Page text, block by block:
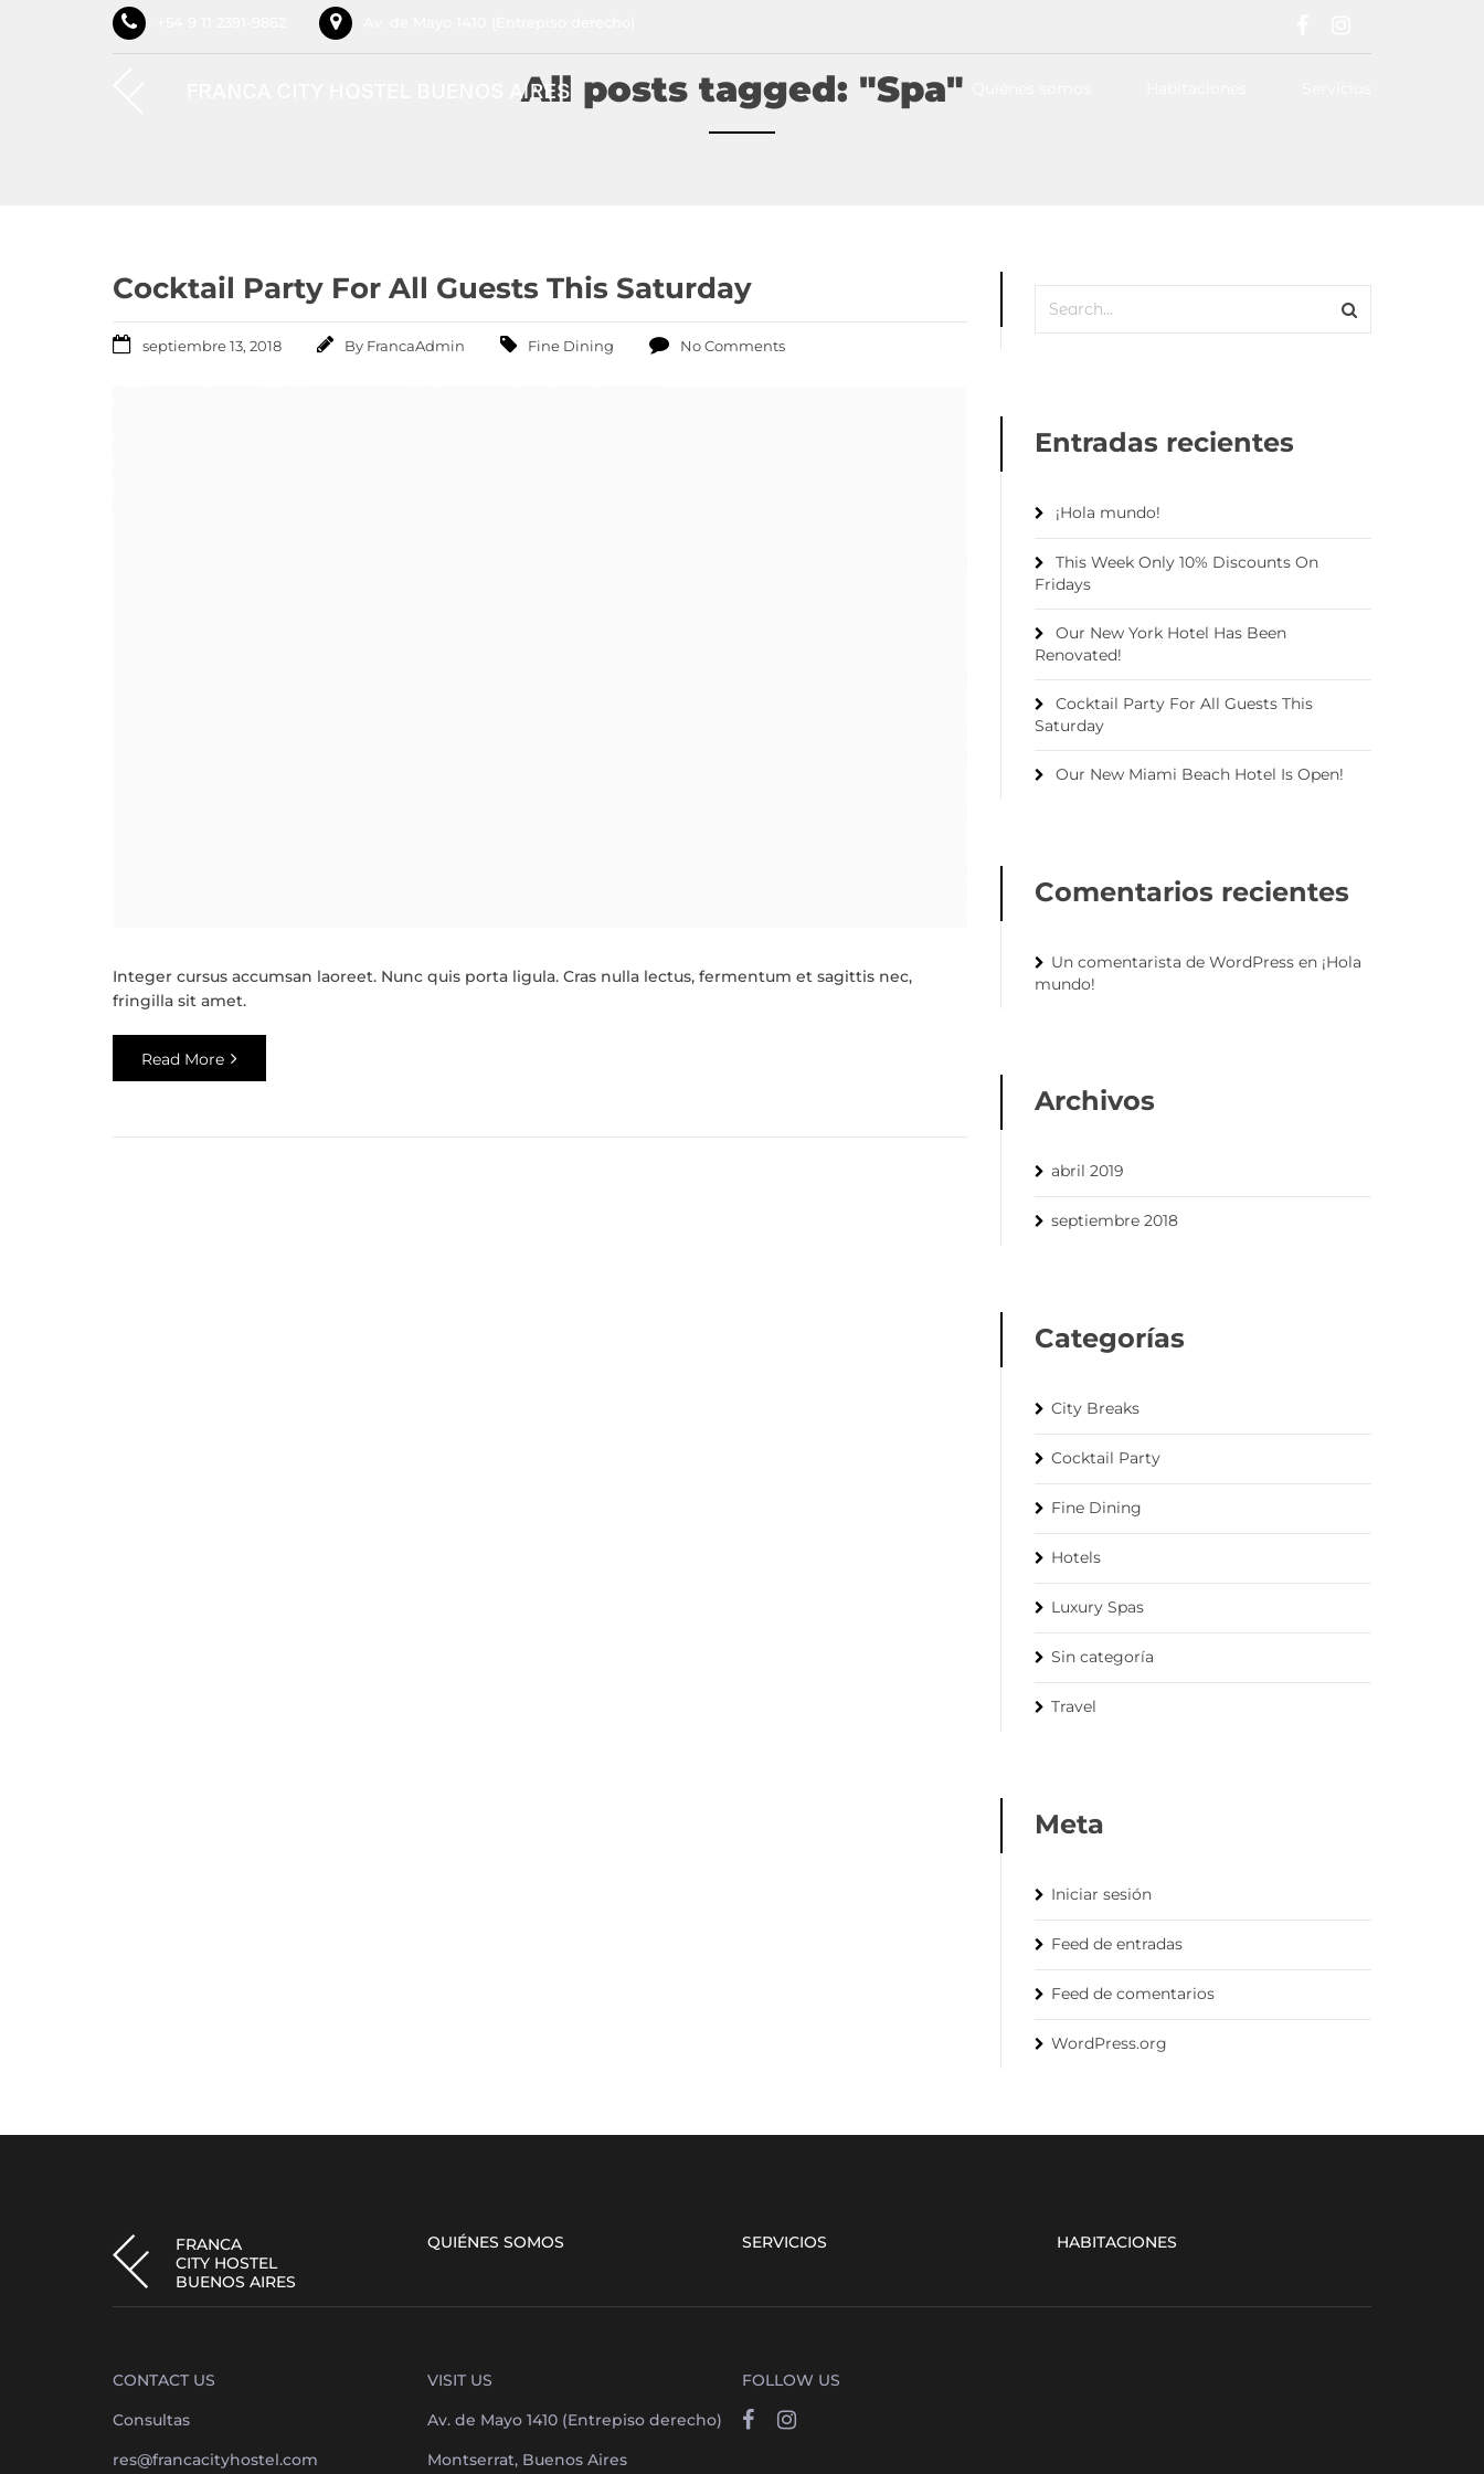
All posts tagged: "Spa"
Cocktail Party For All Guests This Saturday
septiembre 13, 2018 By FrancaAdmin Fine Dining No Comments
Integer cursus accumsan laoreet. Nunc quis porta ligula. Cras nulla lectus, fermentum et sagittis nec,
fringilla sit amet.
Read More
Entradas recientes
¡Hola mundo!
This Week Only 10% Discounts On
Fridays
Our New York Hotel Has Been
Renovated!
Cocktail Party For All Guests This
Saturday
Our New Miami Beach Hotel Is Open!
Comentarios recientes
Un comentarista de WordPress en ¡Hola
mundo!
Archivos
abril 2019
septiembre 2018
Categorías
City Breaks
Cocktail Party
Fine Dining
Hotels
Luxury Spas
Sin categoría
Travel
Meta
Iniciar sesión
Feed de entradas
Feed de comentarios
WordPress.org
FRANCA
CITY HOSTEL
BUENOS AIRES
QUIÉNES SOMOS SERVICIOS HABITACIONES
CONTACT US
Consultas
res@francacityhostel.com
VISIT US
Av. de Mayo 1410 (Entrepiso derecho)
Montserrat, Buenos Aires
FOLLOW US